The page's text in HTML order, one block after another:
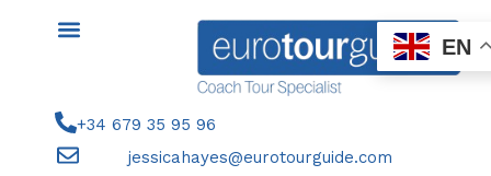
+34 679 35 95 96
jessicahayes@eurotourguide.com
EN